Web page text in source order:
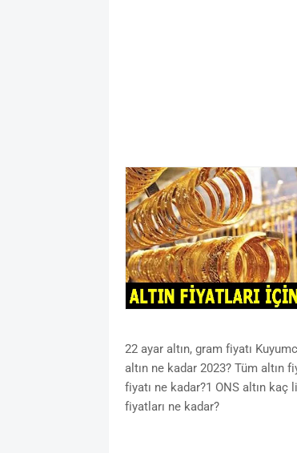
22 ayar altın, gram fiyatı
altın ne kadar 2023? Tüm altın
fiyatı ne kadar?1 ONS altın kaç
fiyatları ne kadar?